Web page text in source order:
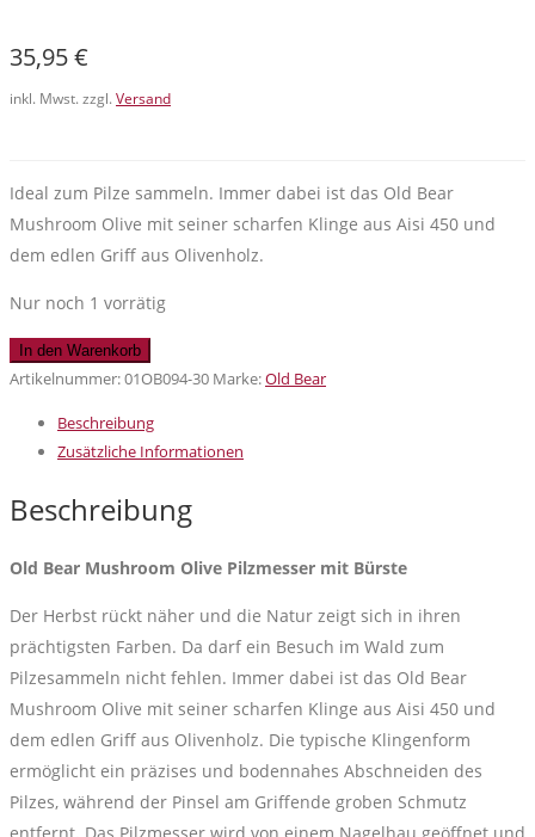
35,95€
inkl. Mwst. zzgl. Versand
Ideal zum Pilze sammeln. Immer dabei ist das Old Bear
Mushroom Olive mit seiner scharfen Klinge aus Aisi 450 und
dem edlen Griff aus Olivenholz.
Nur noch 1 vorrätig
Old
Bear
Pilzmesser
Bürste
In den Warenkorb
Artikelnummer:01OB094-30 Marke:Old Bear
Beschreibung
Zusätzliche Informationen
Beschreibung
Old Bear Mushroom Olive Pilzmesser mit Bürste
Der Herbst rückt näher und die Natur zeigt sich in ihren
prächtigsten Farben. Da darf ein Besuch im Wald zum
Pilzesammeln nicht fehlen. Immer dabei ist das Old Bear
Mushroom Olive mit seiner scharfen Klinge aus Aisi 450 und
dem edlen Griff aus Olivenholz. Die typische Klingenform
ermöglicht ein präzises und bodennahes Abschneiden des
Pilzes, während der Pinsel am Griffende groben Schmutz
entfernt. Das Pilzmesser wird von einem Nagelhau geöffnet und